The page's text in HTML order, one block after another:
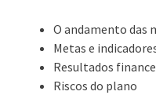
O andamento das
Metas e
Resultados
Riscos do plano